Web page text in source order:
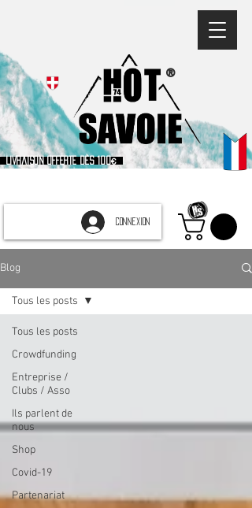
®
Livraison offerte dès 100€
CONNEXION
Blog
Tous les posts
Crowdfunding
Entreprise /
Clubs / Asso
Ils parlent de
nous
Shop
Covid-19
Partenariat
Tous les posts